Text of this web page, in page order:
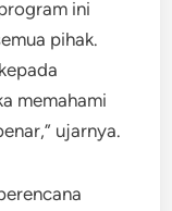
ini
pihak.
memahami
ujarnya.